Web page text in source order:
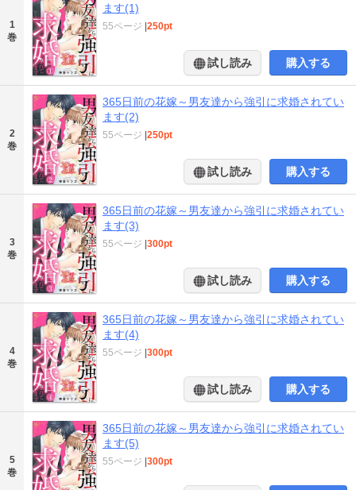
1
巻
ます(1)
55ページ |250pt
試し読み 購入する
2
巻
365日前の花嫁～男友達から強引に求婚されてい
ます(2)
55ページ |250pt
試し読み 購入する
3
巻
365日前の花嫁～男友達から強引に求婚されてい
ます(3)
55ページ |300pt
試し読み 購入する
4
巻
365日前の花嫁～男友達から強引に求婚されてい
ます(4)
55ページ |300pt
試し読み 購入する
5
巻
365日前の花嫁～男友達から強引に求婚されてい
ます(5)
55ページ |300pt